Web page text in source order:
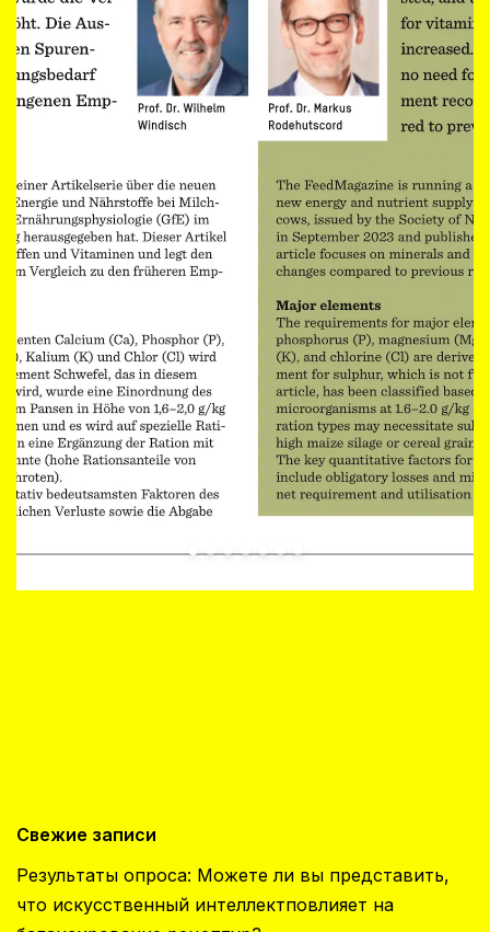
Свежие записи
Результаты опроса: Можете ли вы представить,
что искусственный интеллектповлияет на